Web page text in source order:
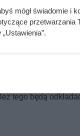
ogniskowych
że wszystkie
tego będą
mógł świadomie i
przetwarzania